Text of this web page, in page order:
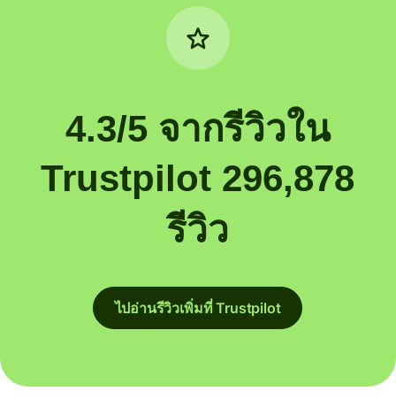
4.3/5 จากรีวิวใน
Trustpilot 296,878
รีวิว
ไปอ่านรีวิวเพิ่มที่ Trustpilot